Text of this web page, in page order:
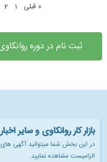
« قبلی 1
2
ثبت نام در دوره
بازار کار روانکاوی و سایر
در این بخش شما میتوانید آگهی
الزامیست مشاهده نمایید.